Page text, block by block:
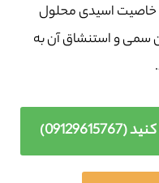
خاصیت اسیدی محلول
سمی و استنشاق آن به